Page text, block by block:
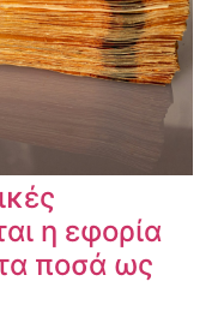
η εφορία
ποσά ως